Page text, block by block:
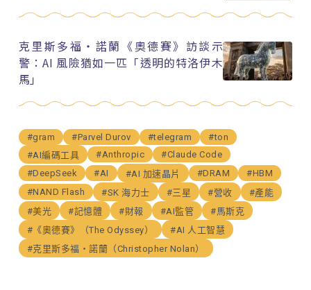
克里斯多福・諾蘭《奧德賽》訪談示
警：AI 風險猶如一匹「透明的特洛伊木
馬」
#gram #Parvel Durov #telegram
#ton
#AI編碼工具
#Anthropic
#Claude Code
#DeepSeek
#AI #AI 加速晶片 #DRAM
#HBM
#NAND Flash
#SK 海力士 #三星 #營收
#產能
#美光
#記憶體 #財報 #AI監管
#馬斯克
#《奧德賽》（The Odyssey）
#AI 人工智慧
#克里斯多福・諾蘭（Christopher Nolan）